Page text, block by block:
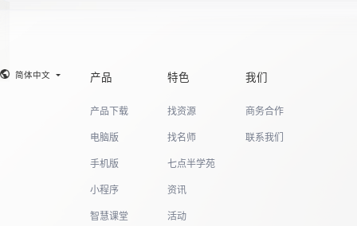
18
简体中文 产品
产品下载
电脑版
手机版
小程序
智慧课堂
特色
找资源
找名师
七点半学苑
资讯
活动
我们
商务合作
联系我们